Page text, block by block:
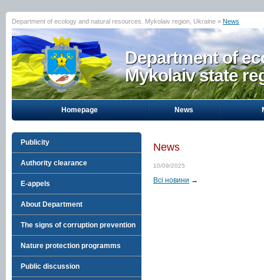
Department of ecology and natural resources. Mykolaiv region, Ukraine » News
Department of
Mykolaiv state
Homepage News
Publicity
Authority clearance
E-appels
About Department
The signs of corruption prevention
Nature protection programms
Public discussion
News
10/09/2025
Всі новини →